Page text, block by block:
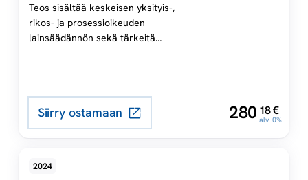
o
s
t
u
I
E
T
Teos sisältää keskeisen yksityis-,
rikos- ja prosessioikeuden
lainsäädännön sekä tärkeitä
Kansallisen lainsäädännön
lisäksi kirjassa on myös
olennaiset valtiosopimukset ja
280,18€
alv 0%
Siirry ostamaan
2024